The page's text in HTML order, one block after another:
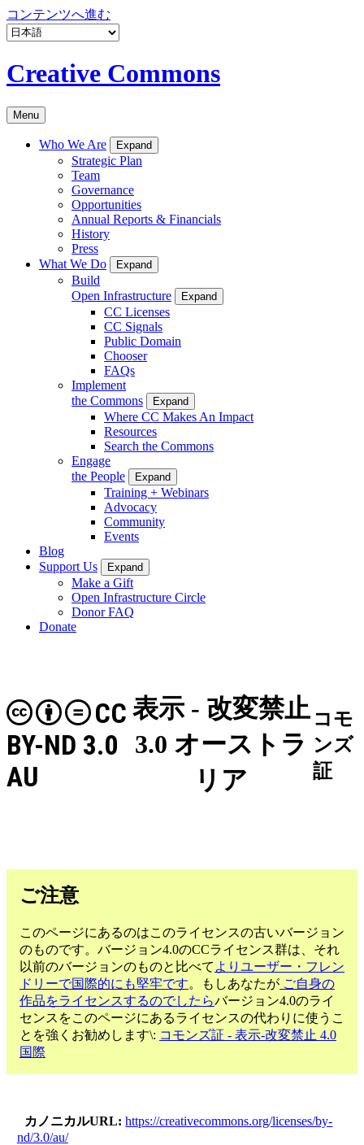
コンテンツへ進む
Creative Commons
Menu
Who We Are Expand
Strategic Plan
Team
Governance
Opportunities
Annual Reports & Financials
History
Press
What We Do
Expand
Build
Open Infrastructure
Expand
CC Licenses
CC Signals
Public Domain
Chooser
FAQs
Implement
the Commons
Expand
Where CC Makes An Impact
Resources
Search the Commons
Engage
the People
Expand
Training + Webinars
Advocacy
Community
Events
Blog
Support Us
Expand
Make a Gift
Open Infrastructure Circle
Donor FAQ
Donate
表示 - 改変禁止
3.0 オーストラ
リア
CC
BY-ND 3.0
AU
コモ
ンズ
証
ご注意
このページにあるのはこのライセンスの古いバージョン
のものです。バージョン4.0のCCライセンス群は、それ
以前のバージョンのものと比べて よりユーザー・フレン
ドリーで国際的にも堅牢です。もしあなたが ご自身の
作品をライセンスするのでしたらバージョン4.0のライ
センスをこのページにあるライセンスの代わりに使うこ
とを強くお勧めします\: コモンズ証 - 表示-改変禁止 4.0
国際
カノニカルURL
https://creativecommons.org/licenses/by-
nd/3.0/au/